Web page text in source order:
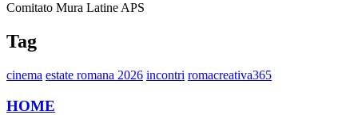
Comitato Mura Latine APS
Tag
cinema estate romana 2026 incontri romacreativa365
HOME